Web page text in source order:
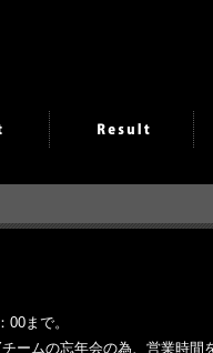
00まで。
ームの忘年会の為、営業時間